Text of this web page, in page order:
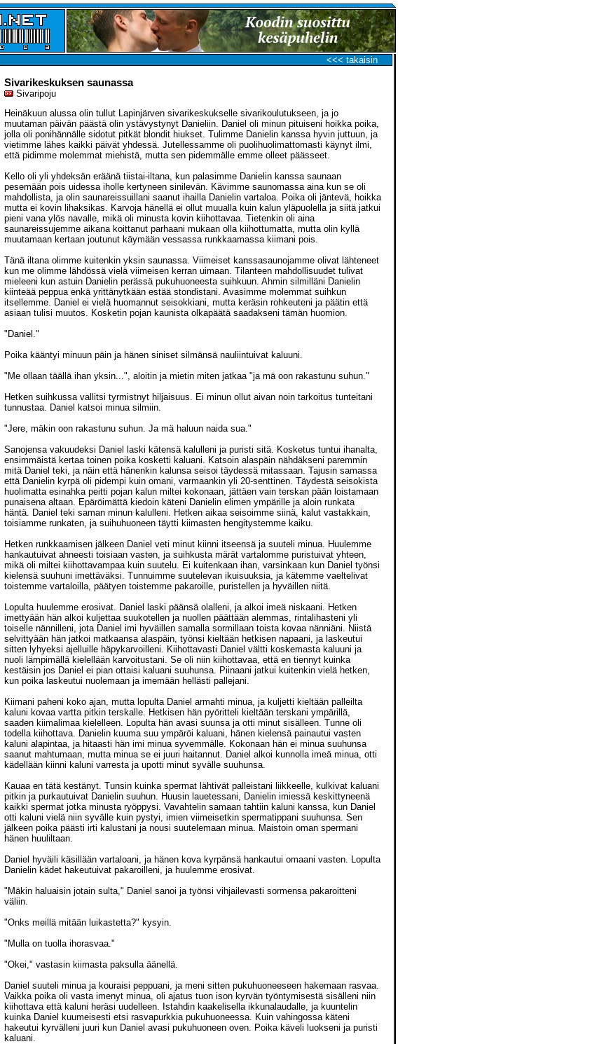
<<< takaisin
Sivarikeskuksen saunassa
Sivaripoju
Heinäkuun alussa olin tullut Lapinjärven sivarikeskukselle sivarikoulutukseen, ja jo
muutaman päivän päästä olin ystävystynyt Danieliin. Daniel oli minun pituiseni hoikka poika,
jolla oli ponihännälle sidotut pitkät blondit hiukset. Tulimme Danielin kanssa hyvin juttuun, ja
vietimme lähes kaikki päivät yhdessä. Jutellessamme oli puolihuolimattomasti käynyt ilmi,
että pidimme molemmat miehistä, mutta sen pidemmälle emme olleet päässeet.
Kello oli yli yhdeksän eräänä tiistai-iltana, kun palasimme Danielin kanssa saunaan
pesemään pois uidessa iholle kertyneen sinilevän. Kävimme saunomassa aina kun se oli
mahdollista, ja olin saunareissuillani saanut ihailla Danielin vartaloa. Poika oli jäntevä, hoikka
mutta ei kovin lihaksikas. Karvoja hänellä ei ollut muualla kuin kalun yläpuolella ja siitä jatkui
pieni vana ylös navalle, mikä oli minusta kovin kiihottavaa. Tietenkin oli aina
saunareissujemme aikana koittanut parhaani mukaan olla kiihottumatta, mutta olin kyllä
muutamaan kertaan joutunut käymään vessassa runkkaamassa kiimani pois.
Tänä iltana olimme kuitenkin yksin saunassa. Viimeiset kanssasaunojamme olivat lähteneet
kun me olimme lähdössä vielä viimeisen kerran uimaan. Tilanteen mahdollisuudet tulivat
mieleeni kun astuin Danielin perässä pukuhuoneesta suihkuun. Ahmin silmilläni Danielin
kiinteää peppua enkä yrittänytkään estää stondistani. Avasimme molemmat suihkun
itsellemme. Daniel ei vielä huomannut seisokkiani, mutta keräsin rohkeuteni ja päätin että
asiaan tulisi muutos. Kosketin pojan kaunista olkapäätä saadakseni tämän huomion.
"Daniel."
Poika kääntyi minuun päin ja hänen siniset silmänsä nauliintuivat kaluuni.
"Me ollaan täällä ihan yksin...", aloitin ja mietin miten jatkaa "ja mä oon rakastunu suhun."
Hetken suihkussa vallitsi tyrmistnyt hiljaisuus. Ei minun ollut aivan noin tarkoitus tunteitani
tunnustaa. Daniel katsoi minua silmiin.
"Jere, mäkin oon rakastunu suhun. Ja mä haluun naida sua."
Sanojensa vakuudeksi Daniel laski kätensä kalulleni ja puristi sitä. Kosketus tuntui ihanalta,
ensimmäistä kertaa toinen poika kosketti kaluani. Katsoin alaspäin nähdäkseni paremmin
mitä Daniel teki, ja näin että hänenkin kalunsa seisoi täydessä mitassaan. Tajusin samassa
että Danielin kyrpä oli pidempi kuin omani, varmaankin yli 20-senttinen. Täydestä seisokista
huolimatta esinahka peitti pojan kalun miltei kokonaan, jättäen vain terskan pään loistamaan
punaisena altaan. Epäröimättä kiedoin käteni Danielin elimen ympärille ja aloin runkata
häntä. Daniel teki saman minun kalulleni. Hetken aikaa seisoimme siinä, kalut vastakkain,
toisiamme runkaten, ja suihuhuoneen täytti kiimasten hengitystemme kaiku.
Hetken runkkaamisen jälkeen Daniel veti minut kiinni itseensä ja suuteli minua. Huulemme
hankautuivat ahneesti toisiaan vasten, ja suihkusta märät vartalomme puristuivat yhteen,
mikä oli miltei kiihottavampaa kuin suutelu. Ei kuitenkaan ihan, varsinkaan kun Daniel työnsi
kielensä suuhuni imettäväksi. Tunnuimme suutelevan ikuisuuksia, ja kätemme vaeltelivat
toistemme vartaloilla, päätyen toistemme pakaroille, puristellen ja hyväillen niitä.
Lopulta huulemme erosivat. Daniel laski päänsä olalleni, ja alkoi imeä niskaani. Hetken
imettyään hän alkoi kuljettaa suukotellen ja nuollen päättään alemmas, rintalihasteni yli
toiselle nännilleni, jota Daniel imi hyväillen samalla sormillaan toista kovaa nänniäni. Niistä
selvittyään hän jatkoi matkaansa alaspäin, työnsi kieltään hetkisen napaani, ja laskeutui
sitten lyhyeksi ajelluille häpykarvoilleni. Kiihottavasti Daniel vältti koskemasta kaluuni ja
nuoli lämpimällä kielellään karvoitustani. Se oli niin kiihottavaa, että en tiennyt kuinka
kestäisin jos Daniel ei pian ottaisi kaluani suuhunsa. Piinaani jatkui kuitenkin vielä hetken,
kun poika laskeutui nuolemaan ja imemään hellästi pallejani.
Kiimani paheni koko ajan, mutta lopulta Daniel armahti minua, ja kuljetti kieltään palleilta
kaluni kovaa vartta pitkin terskalle. Hetkisen hän pyöritteli kieltään terskani ympärillä,
saaden kiimalimaa kielelleen. Lopulta hän avasi suunsa ja otti minut sisälleen. Tunne oli
todella kiihottava. Danielin kuuma suu ympäröi kaluani, hänen kielensä painautui vasten
kaluni alapintaa, ja hitaasti hän imi minua syvemmälle. Kokonaan hän ei minua suuhunsa
saanut mahtumaan, mutta minua se ei juuri haitannut. Daniel alkoi kunnolla imeä minua, otti
kädellään kiinni kaluni varresta ja upotti minut syvälle suuhunsa.
Kauaa en tätä kestänyt. Tunsin kuinka spermat lähtivät palleistani liikkeelle, kulkivat kaluani
pitkin ja purkautuivat Danielin suuhun. Huusin lauetessani, Danielin imiessä keskittyneenä
kaikki spermat jotka minusta ryöppysi. Vavahtelin samaan tahtiin kaluni kanssa, kun Daniel
otti kaluni vielä niin syvälle kuin pystyi, imien viimeisetkin spermatippani suuhunsa. Sen
jälkeen poika päästi irti kalustani ja nousi suutelemaan minua. Maistoin oman spermani
hänen huuliltaan.
Daniel hyväili käsillään vartaloani, ja hänen kova kyrpänsä hankautui omaani vasten. Lopulta
Danielin kädet hakeutuivat pakaroilleni, ja huulemme erosivat.
"Mäkin haluaisin jotain sulta," Daniel sanoi ja työnsi vihjailevasti sormensa pakaroitteni
väliin.
"Onks meillä mitään luikastetta?" kysyin.
"Mulla on tuolla ihorasvaa."
"Okei," vastasin kiimasta paksulla äänellä.
Daniel suuteli minua ja kouraisi peppuani, ja meni sitten pukuhuoneeseen hakemaan rasvaa.
Vaikka poika oli vasta imenyt minua, oli ajatus tuon ison kyrvän työntymisestä sisälleni niin
kiihottava että kaluni heräsi uudelleen. Istahdin kaakelisella ikkunalaudalle, ja kuuntelin
kuinka Daniel kuumeisesti etsi rasvapurkkia pukuhuoneessa. Kuin vahingossa käteni
hakeutui kyrvälleni juuri kun Daniel avasi pukuhuoneen oven. Poika käveli luokseni ja puristi
kaluani.